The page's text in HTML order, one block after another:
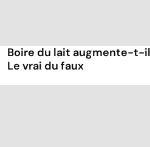
Boire du lait augmente-t-
Le vrai du faux